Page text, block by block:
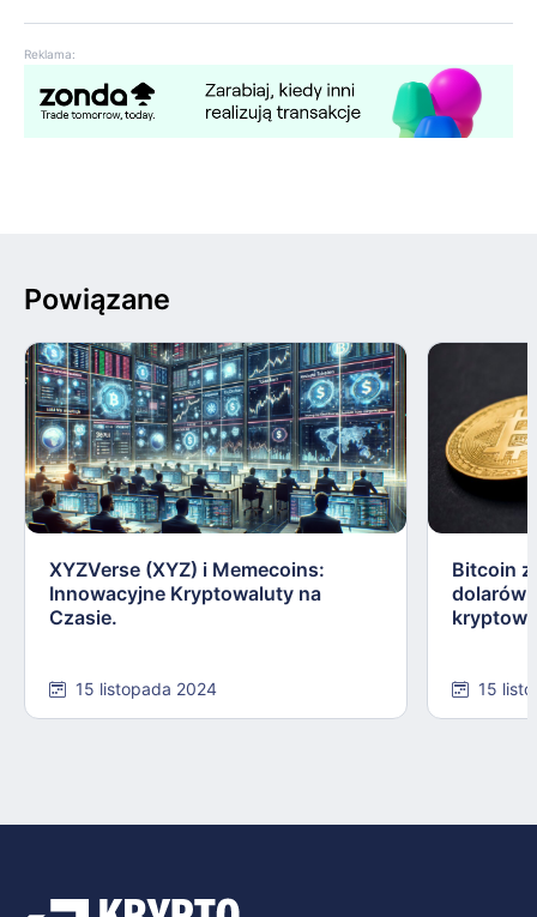
Reklama:
Powiązane
XYZVerse (XYZ) i Memecoins:
Innowacyjne Kryptowaluty na
Czasie.
15 listopada 2024
Bitcoin
dolarów:
15